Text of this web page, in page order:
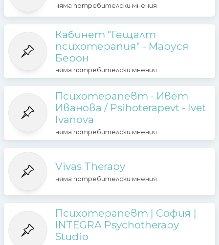
няма потребителски мнения
Кабинет "Гещалт
психотерапия" - Маруся
Берон
няма потребителски мнения
Психотерапевт - Ивет
Иванова / Psihoterapevt - Ivet
Ivanova
няма потребителски мнения
Vivas Therapy
няма потребителски мнения
Психотерапевт | София |
INTEGRA Psychotherapy
Studio